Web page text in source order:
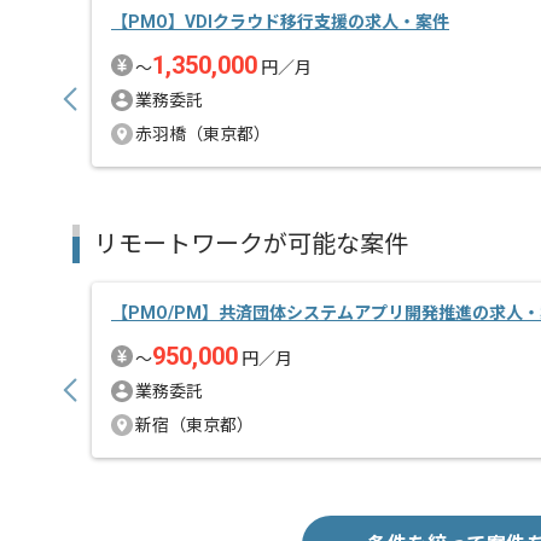
【PMO】VDIクラウド移行支援の求人・案件
〜1,350,000 円／月
業務委託
赤羽橋（東京都）
リモートワークが可能な案件
【PMO/PM】共済団体システムアプリ開発推進の求人
〜950,000 円／月
業務委託
新宿（東京都）